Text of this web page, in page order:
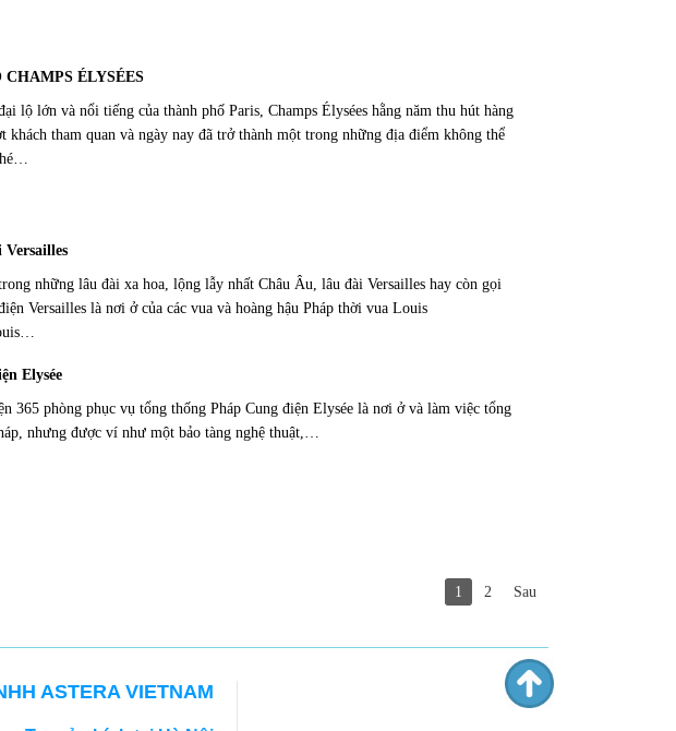
ÉLYSÉES
lộ lớn và nổi tiếng của thành phố Paris, Champs Élysées hằng năm thu hút hàng
khách tham quan và ngày nay đã trở thành một trong những địa điểm không thể
những lâu đài xa hoa, lộng lẫy nhất Châu Âu, lâu đài Versailles hay còn gọi
Versailles là nơi ở của các vua và hoàng hậu Pháp thời vua Louis
Elysée
365 phòng phục vụ tổng thống Pháp Cung điện Elysée là nơi ở và làm việc tổng
nhưng được ví như một bảo tàng nghệ thuật,…
1 2 Sau
ASTERA VIETNAM